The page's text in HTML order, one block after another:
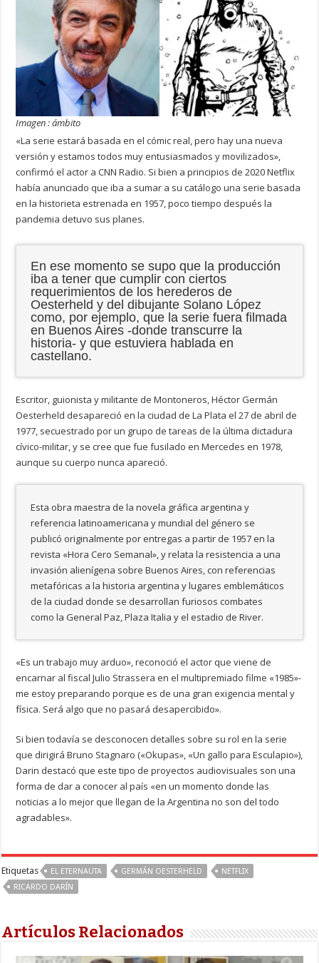
Imagen : ámbito
«La serie estará basada en el cómic real, pero hay una nueva
versión y estamos todos muy entusiasmados y movilizados»,
confirmó el actor a CNN Radio. Si bien a principios de 2020 Netflix
había anunciado que iba a sumar a su catálogo una serie basada
en la historieta estrenada en 1957, poco tiempo después la
pandemia detuvo sus planes.
En ese momento se supo que la producción
iba a tener que cumplir con ciertos
requerimientos de los herederos de
Oesterheld y del dibujante Solano López
como, por ejemplo, que la serie fuera filmada
en Buenos Aires -donde transcurre la
historia- y que estuviera hablada en
castellano.
Escritor, guionista y militante de Montoneros, Héctor Germán
Oesterheld desapareció en la ciudad de La Plata el 27 de abril de
1977, secuestrado por un grupo de tareas de la última dictadura
cívico-militar, y se cree que fue fusilado en Mercedes en 1978,
aunque su cuerpo nunca apareció.
Esta obra maestra de la novela gráfica argentina y
referencia latinoamericana y mundial del género se
publicó originalmente por entregas a partir de 1957 en la
revista «Hora Cero Semanal», y relata la resistencia a una
invasión alienígena sobre Buenos Aires, con referencias
metafóricas a la historia argentina y lugares emblemáticos
de la ciudad donde se desarrollan furiosos combates
como la General Paz, Plaza Italia y el estadio de River.
«Es un trabajo muy arduo», reconoció el actor que viene de
encarnar al fiscal Julio Strassera en el multipremiado filme «1985»-
me estoy preparando porque es de una gran exigencia mental y
física. Será algo que no pasará desapercibido».
Si bien todavía se desconocen detalles sobre su rol en la serie
que dirigirá Bruno Stagnaro («Okupas», «Un gallo para Esculapio»),
Darin destacó que este tipo de proyectos audiovisuales son una
forma de dar a conocer al país «en un momento donde las
noticias a lo mejor que llegan de la Argentina no son del todo
agradables».
Etiquetas EL ETERNAUTA GERMÁN OESTERHELD
NETFLIX
RICARDO DARÍN
Artículos Relacionados